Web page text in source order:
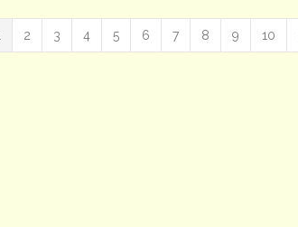
Page
2 3 4 5 6 7 8 9 10